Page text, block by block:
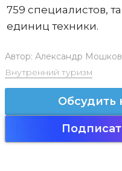
759 специалистов,
единиц техники.
Автор: Александр Мошков
Внутренний туризм
Обсудить